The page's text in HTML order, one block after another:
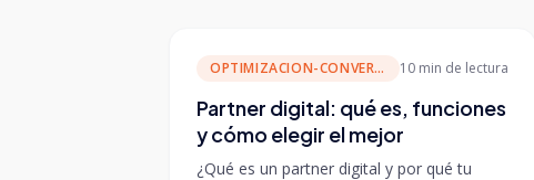
OPTIMIZACION-CONVERSION 10 min de lectura
Partner digital: qué es, funciones
y cómo elegir el mejor
¿Qué es un partner digital y por qué tu